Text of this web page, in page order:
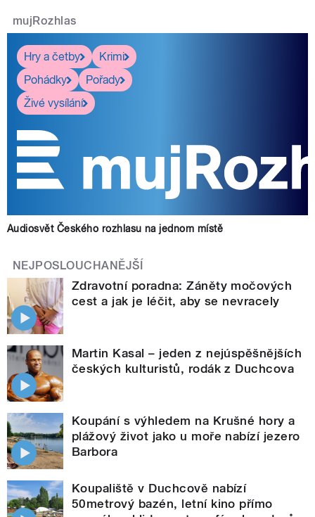
mujRozhlas
Hry a četby
Krimi
Pohádky
Pořady
Živé vysílání
Audiosvět Českého rozhlasu na jednom místě
NEJPOSLOUCHANĚJŠÍ
Zdravotní poradna: Záněty močových
cest a jak je léčit, aby se nevracely
Martin Kasal – jeden z nejúspěšnějších
českých kulturistů, rodák z Duchcova
Koupání s výhledem na Krušné hory a
plážový život jako u moře nabízí jezero
Barbora
Koupaliště v Duchcově nabízí
50metrový bazén, letní kino přímo